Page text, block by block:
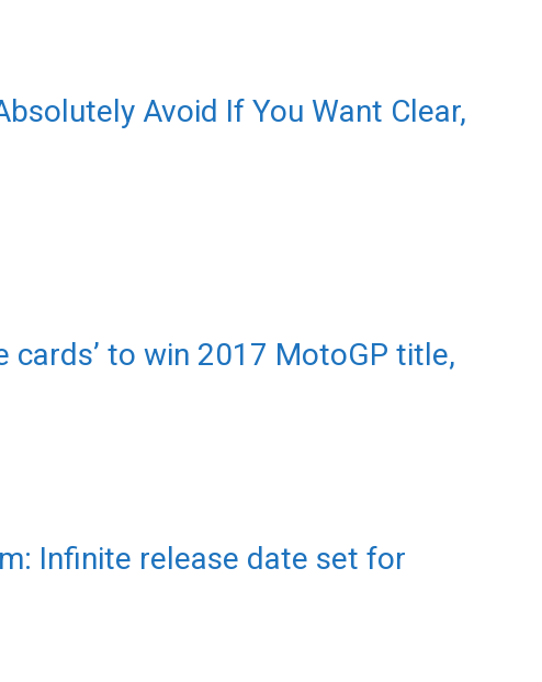
Avoid If You Want Clear,
cards’ to win 2017 MotoGP title,
Infinite release date set for